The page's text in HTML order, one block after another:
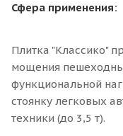
Сфера применения:
Плитка "Классико"
мощения
функциональной
стоянку легковых
техники (до 3,5 т).